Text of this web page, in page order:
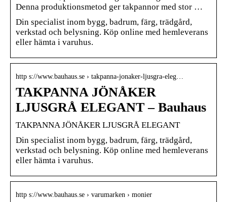
Denna produktionsmetod ger takpannor med stor …
Din specialist inom bygg, badrum, färg, trädgård,
verkstad och belysning. Köp online med hemleverans
eller hämta i varuhus.
http s://www.bauhaus.se › takpanna-jonaker-ljusgra-eleg…
TAKPANNA JÖNÅKER
LJUSGRÅ ELEGANT – Bauhaus
TAKPANNA JÖNÅKER LJUSGRÅ ELEGANT
Din specialist inom bygg, badrum, färg, trädgård,
verkstad och belysning. Köp online med hemleverans
eller hämta i varuhus.
http s://www.bauhaus.se › varumarken › monier